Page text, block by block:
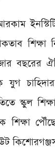
বছরের
যুগ
স্কুল
শিক্ষা